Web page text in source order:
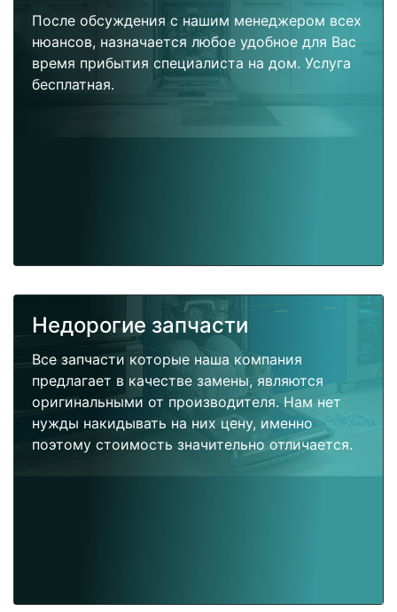
После обсуждения с нашим менеджером всех
нюансов, назначается любое удобное для Вас
время прибытия специалиста на дом. Услуга
бесплатная.
Недорогие запчасти
Все запчасти которые наша компания
предлагает в качестве замены, являются
оригинальными от производителя. Нам нет
нужды накидывать на них цену, именно
поэтому стоимость значительно отличается.